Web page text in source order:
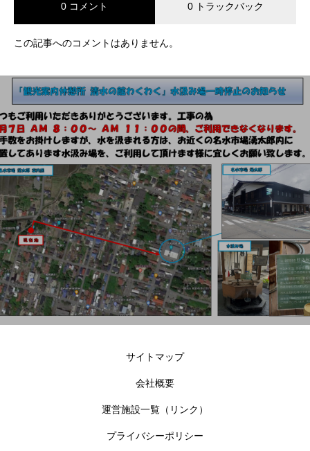
0 コメント 0 トラックバック
この記事へのコメントはありません。
サイトマップ
会社概要
運営施設一覧（リンク）
プライバシーポリシー